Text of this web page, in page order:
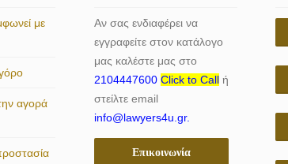
με
αγορά
Αν σας ενδιαφέρει να
εγγραφείτε στον κατάλογο
μας καλέστε μας στο
2104447600 Click to Callή
στείλτε email
info@lawyers4u.gr.
Επικοινωνία